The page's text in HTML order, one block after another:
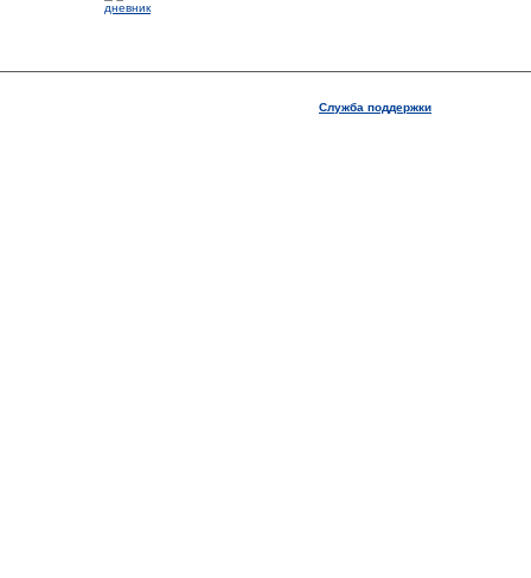
дневник
Служба поддержки